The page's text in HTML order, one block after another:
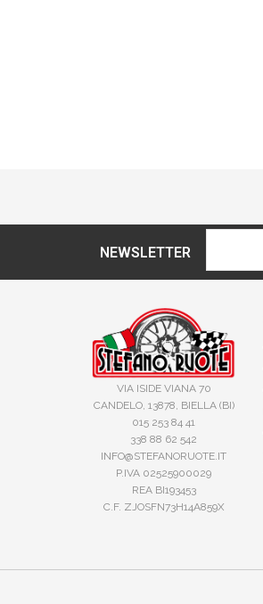
NEWSLETTER
VIA ISIDE VIANA 70
CANDELO, 13878, BIELLA (BI)
015 253 84 41
338 88 62 542
INFO@STEFANORUOTE.IT
P.IVA 02525900029
REA BI193453
C.F. ZJOSFN73H14A859X